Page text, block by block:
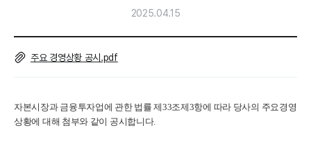
2025.04.15
주요 경영상황 공시.pdf
자본시장과 금융투자업에 관한 법률 제33조제3항에 따라 당사의 주요경영
상황에 대해 첨부와 같이 공시합니다.